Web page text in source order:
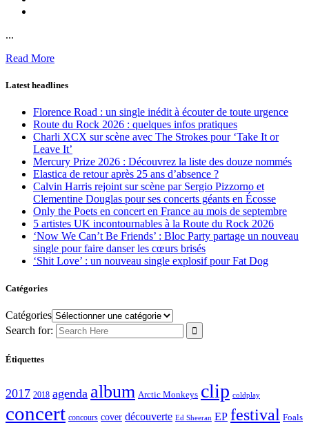
...
Read More
Latest headlines
Florence Road : un single inédit à écouter de toute urgence
Route du Rock 2026 : quelques infos pratiques
Charli XCX sur scène avec The Strokes pour ‘Take It or
Leave It’
Mercury Prize 2026 : Découvrez la liste des douze nommés
Elastica de retour après 25 ans d’absence ?
Calvin Harris rejoint sur scène par Sergio Pizzorno et
Clementine Douglas pour ses concerts géants en Écosse
Only the Poets en concert en France au mois de septembre
5 artistes UK incontournables à la Route du Rock 2026
‘Now We Can’t Be Friends’ : Bloc Party partage un nouveau
single pour faire danser les cœurs brisés
‘Shit Love’ : un nouveau single explosif pour Fat Dog
Catégories
Catégories
Search for:
Étiquettes
2017 2018 agenda album Arctic Monkeys clip coldplay
concert concours cover découverte Ed Sheeran EP festival Foals